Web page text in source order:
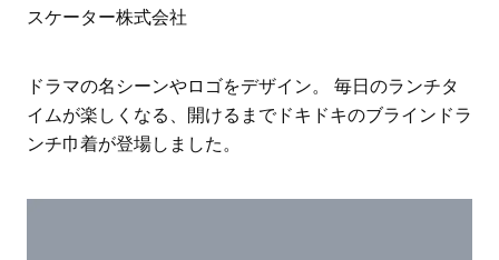
ス学」
タログ
スケーター株式会社
ドラマの名シーンやロゴをデザイン。 毎日のランチタ
イムが楽しくなる、開けるまでドキドキのブラインドラ
ンチ巾着が登場しました。